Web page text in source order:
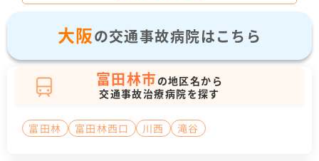
大阪の交通事故病院はこちら
富田林市の地区名から
交通事故治療病院を探す
富田林 富田林西口 川西 滝谷